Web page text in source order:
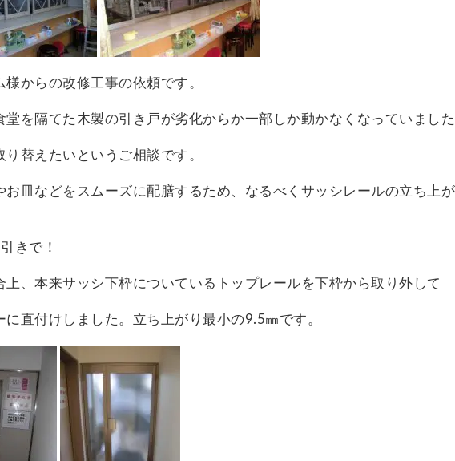
様からの改修工事の依頼です。
堂を隔てた木製の引き戸が劣化からか一部しか動かなくなっていました
り替えたいというご相談です。
お皿などをスムーズに配膳するため、なるべくサッシレールの立ち上
きで！
上、本来サッシ下枠についているトップレールを下枠から取り外して
に直付けしました。立ち上がり最小の9.5㎜です。